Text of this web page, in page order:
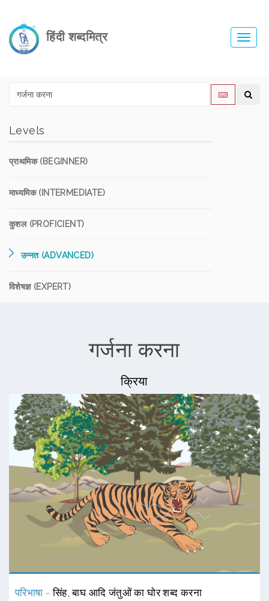
हिंदी शब्दमित्र
Levels
प्राथमिक (BEGINNER)
माध्यमिक (INTERMEDIATE)
कुशल (PROFICIENT)
उन्नत (ADVANCED)
विशेषज्ञ (EXPERT)
गर्जना करना
क्रिया
परिभाषा -सिंह, बाघ आदि जंतुओं का घोर शब्द करना